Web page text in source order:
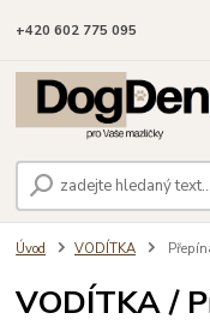
+420 602 775 095
Úvod VODÍTKA
VODÍTKA /